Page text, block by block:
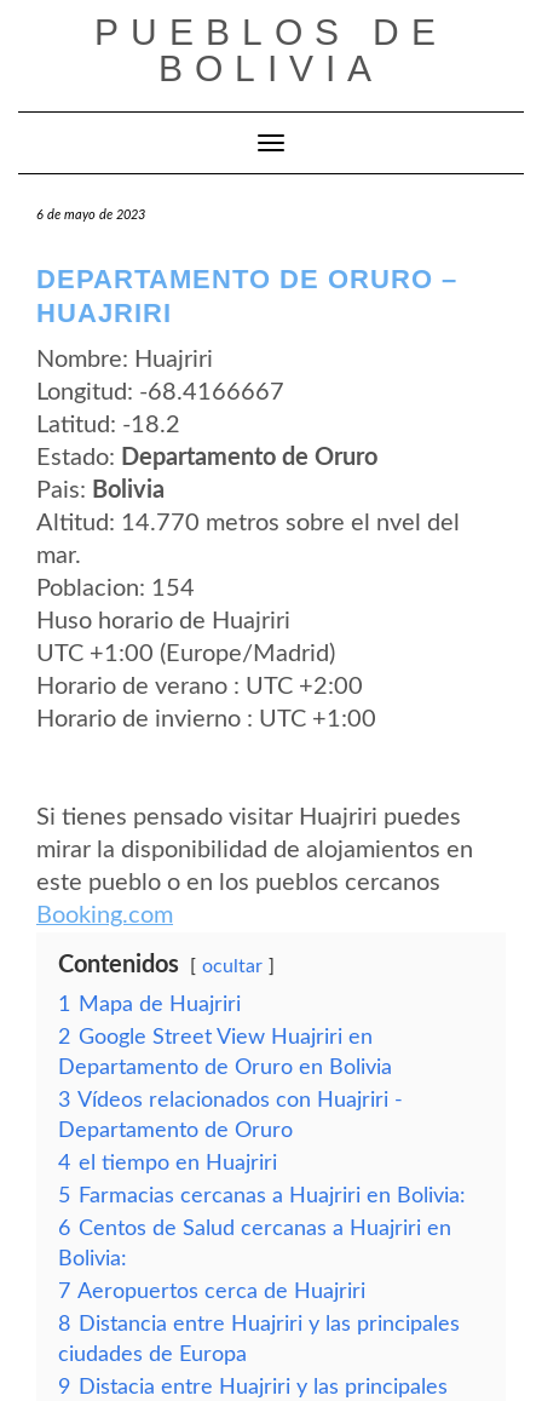
PUEBLOS DE
BOLIVIA
Cambiar modo de navegación
6 de mayo de 2023
DEPARTAMENTO DE ORURO –
HUAJRIRI
Nombre: Huajriri
Longitud: -68.4166667
Latitud: -18.2
Estado: Departamento de Oruro
Pais: Bolivia
Altitud: 14.770 metros sobre el nvel del
mar.
Poblacion: 154
Huso horario de Huajriri
UTC +1:00 (Europe/Madrid)
Horario de verano : UTC +2:00
Horario de invierno : UTC +1:00
Si tienes pensado visitar Huajriri puedes
mirar la disponibilidad de alojamientos en
este pueblo o en los pueblos cercanos
Booking.com
Contenidos ocultar
1
Mapa de Huajriri
2 Google Street View Huajriri en
Departamento de Oruro en Bolivia
3 Vídeos relacionados con Huajriri -
Departamento de Oruro
4 el tiempo en Huajriri
5 Farmacias cercanas a Huajriri en Bolivia:
6 Centos de Salud cercanas a Huajriri en
Bolivia:
7 Aeropuertos cerca de Huajriri
8 Distancia entre Huajriri y las principales
ciudades de Europa
9 Distacia entre Huajriri y las principales